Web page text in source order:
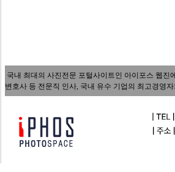
국내 최대의 사진전문 포털사이트인 아이포스 웹
변호사 등 전문직 인사, 국내 유수 기업의 최고경영